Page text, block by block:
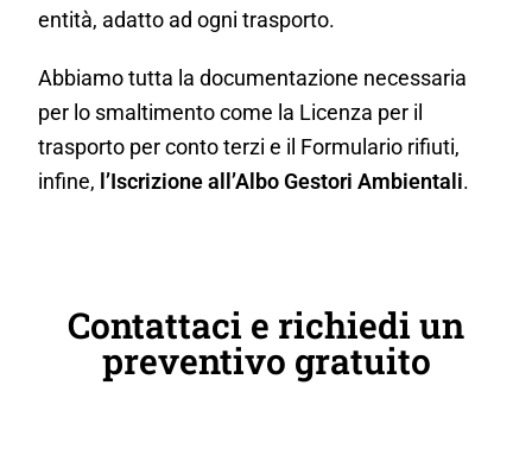
entità, adatto ad ogni trasporto.
Abbiamo tutta la documentazione necessaria
per lo smaltimento come la Licenza per il
trasporto per conto terzi e il Formulario rifiuti,
infine, l’Iscrizione all’Albo Gestori Ambientali.
Contattaci e richiedi un
preventivo gratuito